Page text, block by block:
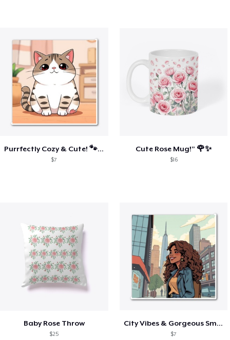
Purrfectly Cozy & Cute! 🐾☕
$7
Cute Rose Mug!” 🌹✨
$16
Baby Rose Throw
$25
City Vibes & Gorgeous Smiles
$7